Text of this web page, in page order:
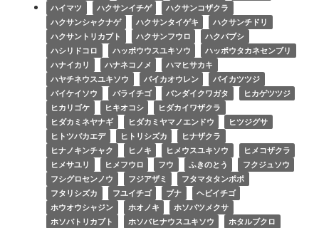
ハイマツ
ハクサンイチゲ
ハクサンコザクラ
ハクサンシャクナゲ
ハクサンタイゲキ
ハクサンチドリ
ハクサントリカブト
ハクサンフウロ
ハクバブシ
ハシリドコロ
ハッポウウスユキソウ
ハッポウタカネセンブリ
ハナイカリ
ハナネコノメ
ハマヒサカキ
ハヤチネウスユキソウ
バイカオウレン
バイカツツジ
バイケイソウ
バライチゴ バンダイクワガタ
ヒカゲツツジ
ヒカリゴケ
ヒキオコシ
ヒダカイワザクラ
ヒダカミネヤナギ
ヒダカミヤマノエンドウ
ヒツジグサ
ヒトツバカエデ
ヒトリシズカ
ヒナザクラ
ヒナノキンチャク
ヒノキ ヒメウスユキソウ
ヒメコザクラ
ヒメサユリ
ヒメフウロ フウ ふきのとう
フクジュソウ
フシグロセンノウ
フジアザミ
フタマタタンポポ
フタリシズカ
フユイチゴ ブナ
ヘビイチゴ
ホウオウシャジン
ホオノキ
ホソバツメクサ
ホソバトリカブト
ホソバヒナウスユキソウ
ホタルブクロ